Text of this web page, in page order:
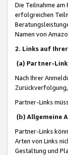
Die Teilnahme
erfolgreichen
Namen von
2. Links auf
(a) Partner-
Nach Ihrer
Partner-Links
(b) Allgemeine
Partner-Links
Arten von Links
Gestaltung und